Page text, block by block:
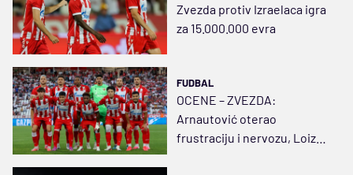
Zvezda protiv Izraelaca igra
za 15.000.000 evra
FUDBAL
OCENE – ZVEZDA:
Arnautović oterao
frustraciju i nervozu, Loizu